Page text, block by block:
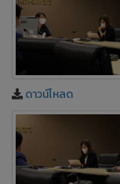
ดาวน์โหลด